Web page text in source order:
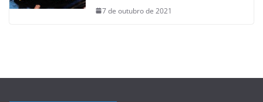
7 de outubro de 2021